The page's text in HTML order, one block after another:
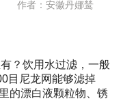
作者： 安徽丹娜鸶
？饮用水过滤，一般
目尼龙网能够滤掉
的漂白液颗粒物、锈